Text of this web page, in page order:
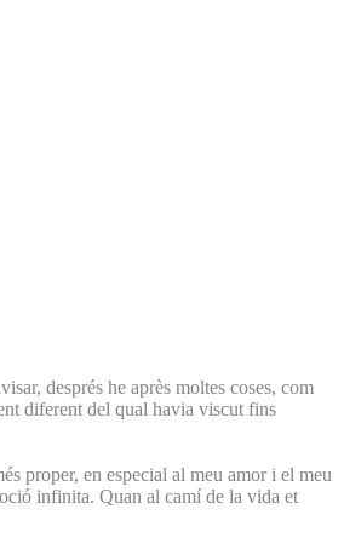
després he après moltes coses, com
diferent del qual havia viscut fins
proper, en especial al meu amor i el meu
infinita. Quan al camí de la vida et